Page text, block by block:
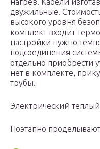
двужильные.
высокого уровня
комплект входит
настройки нужно
подсоединения
отдельно приобрести
нет в комплекте,
трубы.
Электрический
Поэтапно